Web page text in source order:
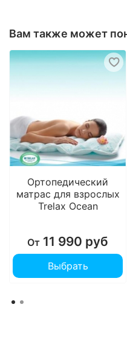
Вам также может
Ортопедический
матрас для взрослых
Trelax Ocean
От 11 990 руб
Выбрать